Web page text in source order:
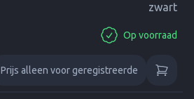
zwart
Op voorraad
Prijs alleen voor geregistreerde